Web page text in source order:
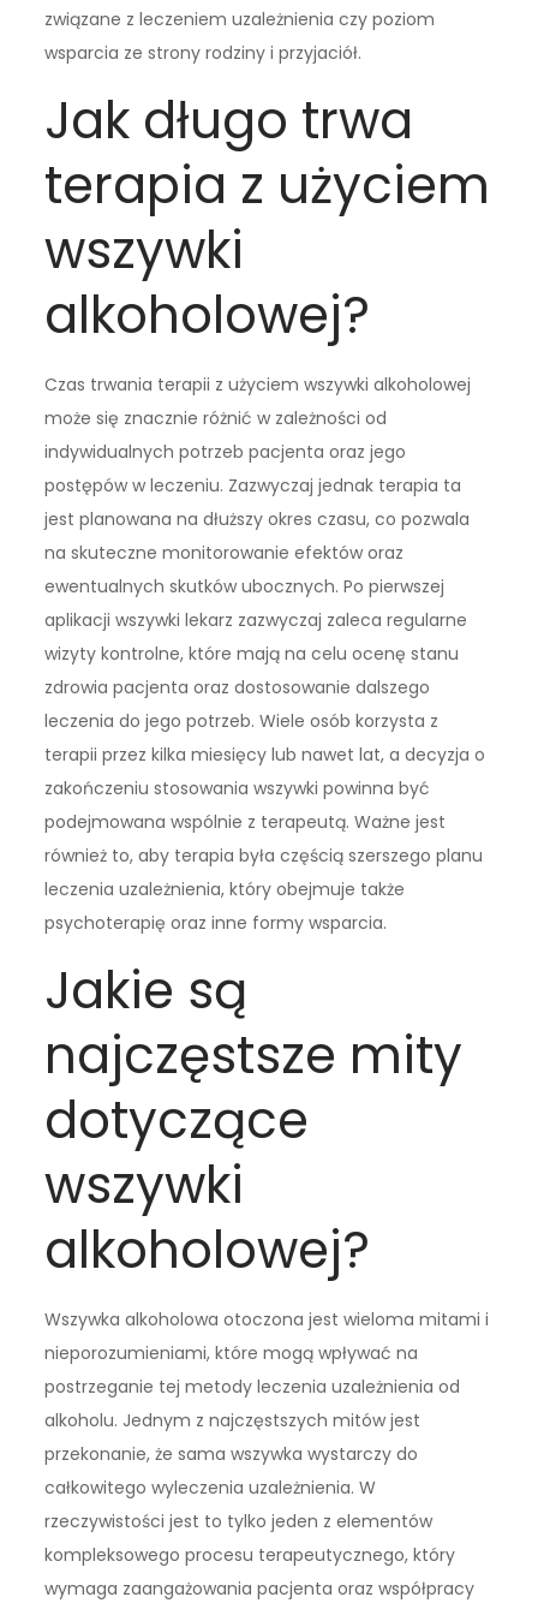
związane z leczeniem uzależnienia czy poziom
wsparcia ze strony rodziny i przyjaciół.
Jak długo trwa
terapia z użyciem
wszywki
alkoholowej?
Czas trwania terapii z użyciem wszywki alkoholowej
może się znacznie różnić w zależności od
indywidualnych potrzeb pacjenta oraz jego
postępów w leczeniu. Zazwyczaj jednak terapia ta
jest planowana na dłuższy okres czasu, co pozwala
na skuteczne monitorowanie efektów oraz
ewentualnych skutków ubocznych. Po pierwszej
aplikacji wszywki lekarz zazwyczaj zaleca regularne
wizyty kontrolne, które mają na celu ocenę stanu
zdrowia pacjenta oraz dostosowanie dalszego
leczenia do jego potrzeb. Wiele osób korzysta z
terapii przez kilka miesięcy lub nawet lat, a decyzja o
zakończeniu stosowania wszywki powinna być
podejmowana wspólnie z terapeutą. Ważne jest
również to, aby terapia była częścią szerszego planu
leczenia uzależnienia, który obejmuje także
psychoterapię oraz inne formy wsparcia.
Jakie są
najczęstsze mity
dotyczące
wszywki
alkoholowej?
Wszywka alkoholowa otoczona jest wieloma mitami i
nieporozumieniami, które mogą wpływać na
postrzeganie tej metody leczenia uzależnienia od
alkoholu. Jednym z najczęstszych mitów jest
przekonanie, że sama wszywka wystarczy do
całkowitego wyleczenia uzależnienia. W
rzeczywistości jest to tylko jeden z elementów
kompleksowego procesu terapeutycznego, który
wymaga zaangażowania pacjenta oraz współpracy